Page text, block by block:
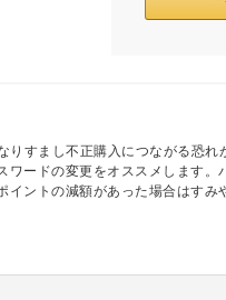
すまし不正購入につながる恐れ
ードの変更をオススメします。
ントの減額があった場合はすみ